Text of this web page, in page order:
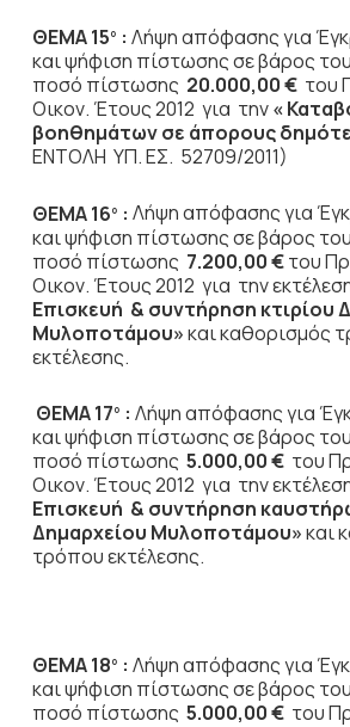
ΘΕΜΑ 15ο : Λήψη απόφασης για
και ψήφιση πίστωσης σε βάρος του
ποσό πίστωσης 20.000,00 €του
Οικον. Έτους 2012 για την«
βοηθημάτων σε άπορους
ΕΝΤΟΛΗ ΥΠ. ΕΣ. 52709/2011)
ΘΕΜΑ 16ο : Λήψη απόφασης για
και ψήφιση πίστωσης σε βάρος του
ποσό πίστωσης 7.200,00 €του
Οικον. Έτους 2012 για την
Επισκευή & συντήρηση κτιρίου
Μυλοποτάμου»και καθορισμός
εκτέλεσης.
ΘΕΜΑ 17ο : Λήψη απόφασης για
και ψήφιση πίστωσης σε βάρος του
ποσό πίστωσης 5.000,00 €του
Οικον. Έτους 2012 για την
Επισκευή & συντήρηση
Δημαρχείου Μυλοποτάμου»και
τρόπου εκτέλεσης.
ΘΕΜΑ 18ο : Λήψη απόφασης για
και ψήφιση πίστωσης σε βάρος του
ποσό πίστωσης 5.000,00 €του